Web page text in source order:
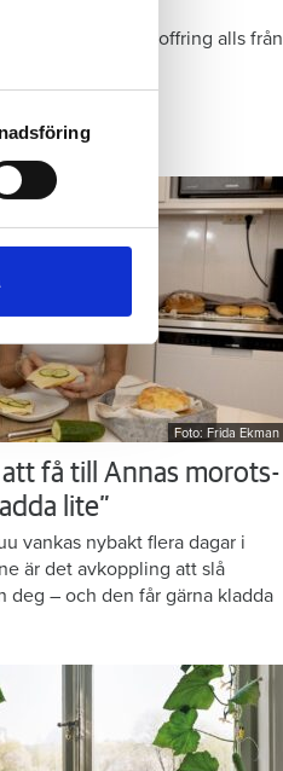
kan ändra
din enhet
”Det är ingen uppoffring alls från
Rydberg.
Foto: Frida Ekman
få till Annas morots-
lite”
vankas nybakt flera dagar i
är det avkoppling att slå
deg – och den får gärna kladda